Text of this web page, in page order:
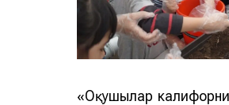
«Оқушылар